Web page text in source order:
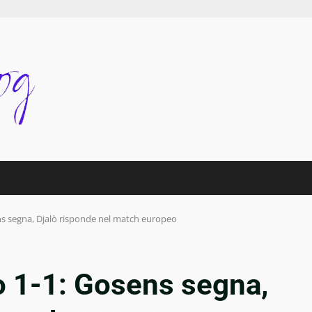
segna, Djalò risponde nel match europeo
1: Gosens segna,